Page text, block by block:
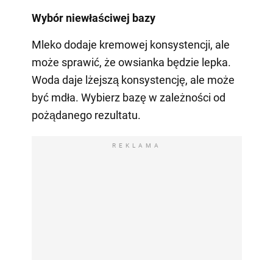
Wybór niewłaściwej bazy
Mleko dodaje kremowej konsystencji, ale
może sprawić, że owsianka będzie lepka.
Woda daje lżejszą konsystencję, ale może
być mdła. Wybierz bazę w zależności od
pożądanego rezultatu.
REKLAMA